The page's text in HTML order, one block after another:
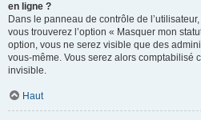
en ligne ?
Dans le panneau de contrôle de
vous trouverez l’option « Masquer mon
option, vous ne serez visible que des
vous-même. Vous serez alors comptabilisé
invisible.
Haut